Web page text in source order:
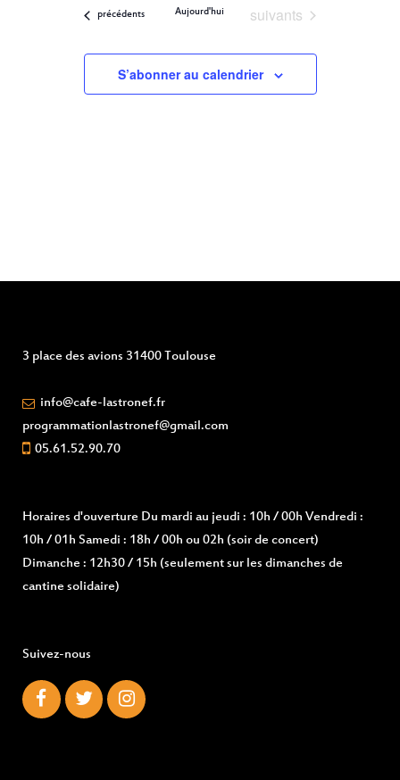
NAVIGATION
DE
VUES
ÉVÈNEMENT
date.
Évènements
précédents Aujourd'hui Évènements
suivants
S’abonner au calendrier
3 place des avions 31400 Toulouse
info@cafe-lastronef.fr
programmationlastronef@gmail.com
05.61.52.90.70
Horaires d'ouverture Du mardi au jeudi : 10h / 00h Vendredi :
10h / 01h Samedi : 18h / 00h ou 02h (soir de concert)
Dimanche : 12h30 / 15h (seulement sur les dimanches de
cantine solidaire)
Suivez-nous